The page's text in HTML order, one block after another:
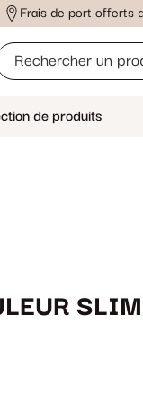
Frais de port offerts
de produits